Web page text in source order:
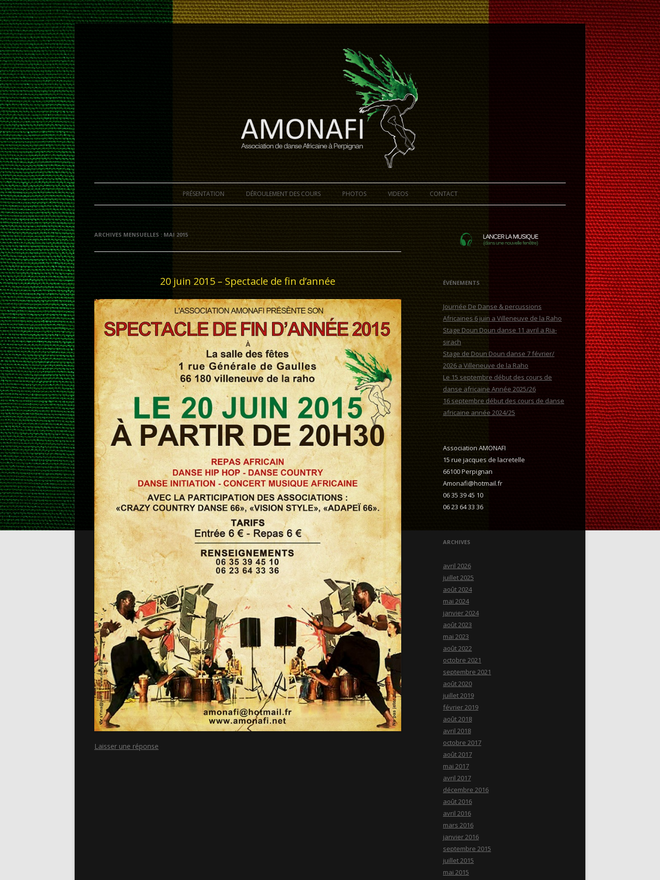
Amonafi Aller au contenu principal
PRÉSENTATION DÉROULEMENT DES COURS PHOTOS VIDEOS CONTACT
ARCHIVES MENSUELLES : MAI 2015
20 juin 2015 – Spectacle de fin d’année
Laisser une réponse
ÉVÉNEMENTS
Journée De Danse & percussions
Africaines 6 juin a Villeneuve de la Raho
Stage Doun Doun danse 11 avril a Ria-
sirach
Stage de Doun Doun danse 7 février/
2026 a Villeneuve de la Raho
Le 15 septembre début des cours de
danse africaine Année 2025/26
16 septembre début des cours de danse
africaine année 2024/25
Association AMONAFI
15 rue jacques de lacretelle
66100 Perpignan
Amonafi@hotmail.fr
06 35 39 45 10
06 23 64 33 36
ARCHIVES
avril 2026
juillet 2025
août 2024
mai 2024
janvier 2024
août 2023
mai 2023
août 2022
octobre 2021
septembre 2021
août 2020
juillet 2019
février 2019
août 2018
avril 2018
octobre 2017
août 2017
mai 2017
avril 2017
décembre 2016
août 2016
avril 2016
mars 2016
janvier 2016
septembre 2015
juillet 2015
mai 2015